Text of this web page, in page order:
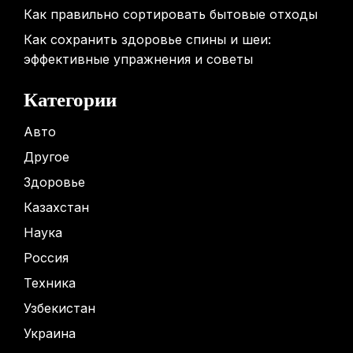
Как правильно сортировать бытовые отходы
Как сохранить здоровье спины и шеи:
эффективные упражнения и советы
Категории
Авто
Другое
Здоровье
Казахстан
Наука
Россия
Техника
Узбекистан
Украина